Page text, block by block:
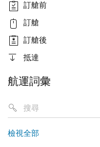
訂艙前
訂艙
訂艙後
抵達
航運詞彙
檢視全部